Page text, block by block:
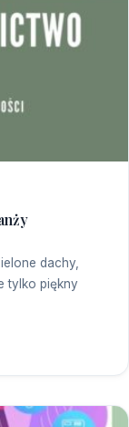
dachy,
tylko piękny